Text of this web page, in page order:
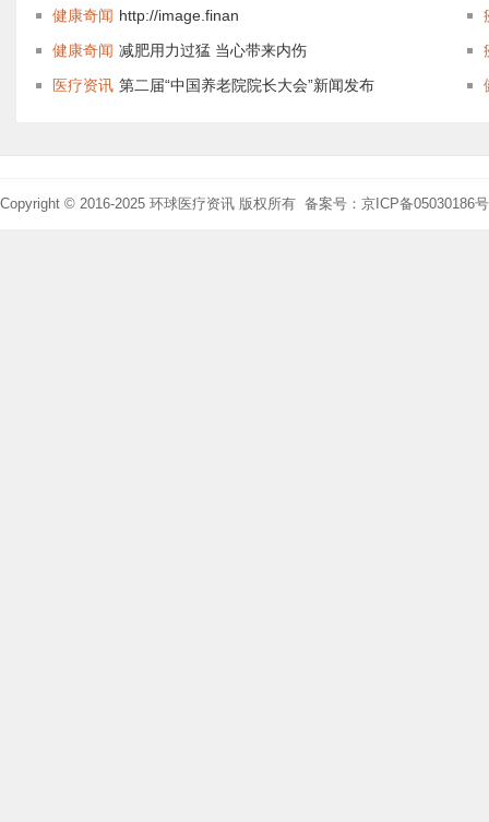
健康奇闻 http://image.finan
健康奇闻 减肥用力过猛 当心带来内伤
医疗资讯 第二届“中国养老院院长大会”新闻发布
Copyright © 2016-2025 环球医疗资讯 版权所有 备案号：京ICP备05030186